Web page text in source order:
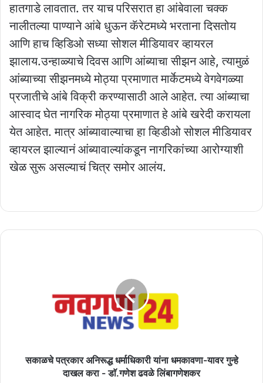
हातगाडे लावतात. तर याच परिसरात हा आंबेवाला चक्क
नालीतल्या पाण्याने आंबे धुऊन कॅरेटमध्ये भरताना दिसतोय
आणि हाच व्हिडिओ सध्या सोशल मीडियावर व्हायरल
झालाय.उन्हाळ्याचे दिवस आणि आंब्याचा सीझन आहे, त्यामुळं
आंब्याच्या सीझनमध्ये मोठ्या प्रमाणात मार्केटमध्ये वेगवेगळ्या
प्रजातीचे आंबे विक्री करण्यासाठी आले आहेत. त्या आंब्याचा
आस्वाद घेत नागरिक मोठ्या प्रमाणात हे आंबे खरेदी करायला
येत आहेत. मात्र आंब्यावाल्याचा हा व्हिडीओ सोशल मीडियावर
व्हायरल झाल्यानं आंब्यावाल्यांकडून नागरिकांच्या आरोग्याशी
खेळ सुरू असल्याचं चित्र समोर आलंय.
सकाळचे पत्रकार अनिरूद्ध धर्माधिकारी यांना धमकावणा-यावर गुन्हे
दाखल करा - डाॅ.गणेश ढवळे लिंबागणेशकर